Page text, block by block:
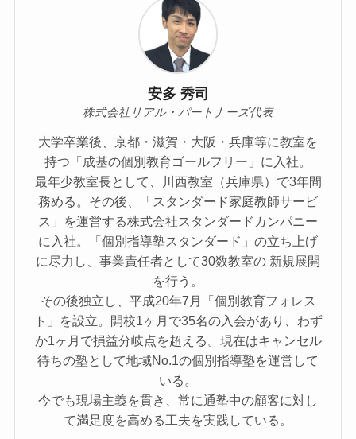
安多 秀司
株式会社リアル・パートナーズ代表
大学卒業後、京都・滋賀・大阪・兵庫等に教室を
持つ「成基の個別教育ゴールフリー」に入社。
最年少教室長として、川西教室（兵庫県）で3年間
務める。その後、「スタンダード家庭教師サービ
ス」を運営する株式会社スタンダードカンパニー
に入社。「個別指導塾スタンダード」の立ち上げ
に尽力し、事業責任者として30数教室の 新規展開
を行う。
その後独立し、平成20年7月「個別教育フォレス
ト」を設立。開校1ヶ月で35名の入会があり、わず
か1ヶ月で損益分岐点を超える。現在はキャンセル
待ちの塾として地域No.1の個別指導塾を運営して
いる。
今でも現場主義を貫き、常に通塾中の顧客に対し
て満足度を高める工夫を実践している。